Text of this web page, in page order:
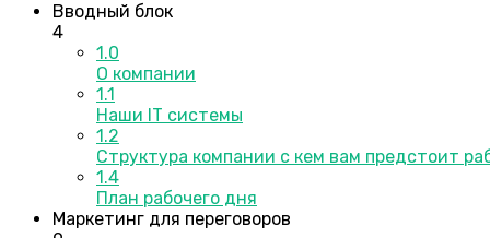
Вводный блок
4
1.0
О компании
1.1
Наши IT системы
1.2
Структура компании с кем вам предстоит
1.4
План рабочего дня
Маркетинг для переговоров